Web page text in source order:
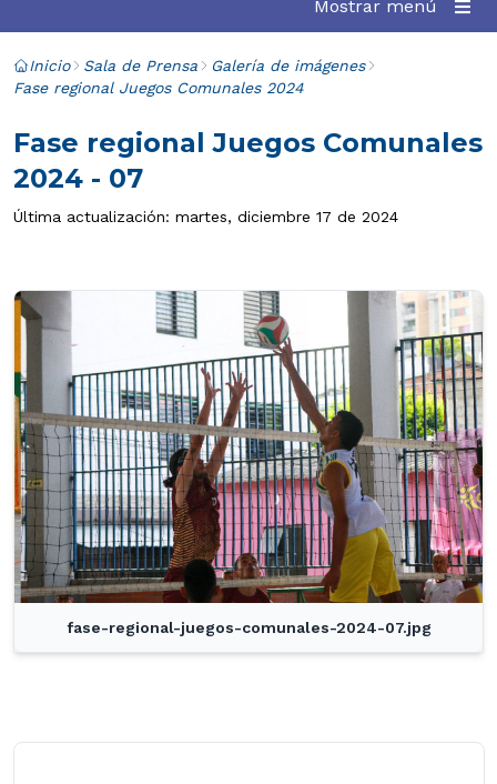
Mostrar menú
Inicio Sala de Prensa
Galería de imágenes
Fase regional Juegos Comunales 2024
Fase regional Juegos Comunales
2024 - 07
Última actualización: martes, diciembre 17 de 2024
fase-regional-juegos-comunales-2024-07.jpg